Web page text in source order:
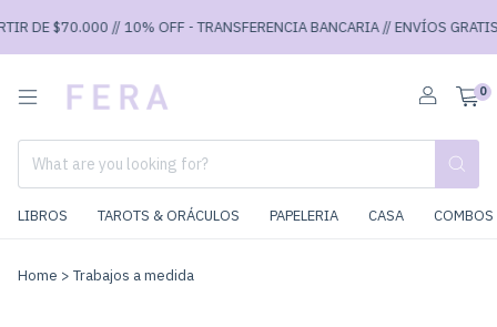
DE $70.000 // 10% OFF - TRANSFERENCIA BANCARIA // ENVÍOS
0
LIBROS TAROTS & ORÁCULOS PAPELERIA CASA
Home > Trabajos a medida